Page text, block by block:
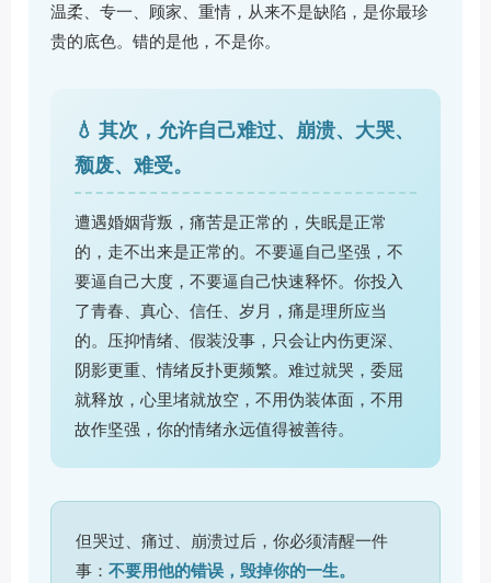
温柔、专一、顾家、重情，从来不是缺陷，是你最珍
贵的底色。错的是他，不是你。
💧 其次，允许自己难过、崩溃、大哭、
颓废、难受。
遭遇婚姻背叛，痛苦是正常的，失眠是正常
的，走不出来是正常的。不要逼自己坚强，不
要逼自己大度，不要逼自己快速释怀。你投入
了青春、真心、信任、岁月，痛是理所应当
的。压抑情绪、假装没事，只会让内伤更深、
阴影更重、情绪反扑更频繁。难过就哭，委屈
就释放，心里堵就放空，不用伪装体面，不用
故作坚强，你的情绪永远值得被善待。
但哭过、痛过、崩溃过后，你必须清醒一件
事： 不要用他的错误，毁掉你的一生。